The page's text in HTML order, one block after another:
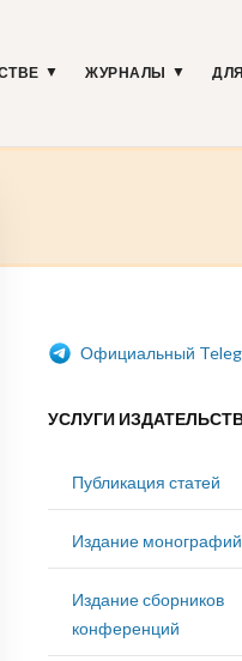
ЖУРНАЛЫ
Официальный
УСЛУГИ
Публикация статей
Издание монографий
Издание сборников
конференций